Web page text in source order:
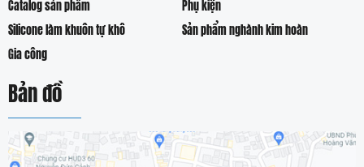
Catalog sản phẩm
Phụ kiện
Silicone làm khuôn tự khô
Sản phẩm nghành kim hoàn
Gia công
Bản đồ